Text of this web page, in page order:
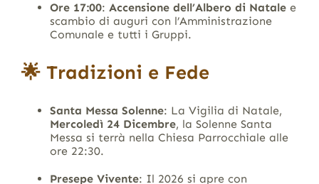
Ore 17:00: Accensione dell’Albero di Natalee
scambio di auguri con l’Amministrazione
Comunale e tutti i Gruppi.
🌟 Tradizioni e Fede
Santa Messa Solenne: La Vigilia di Natale,
Mercoledì 24 Dicembre, la Solenne Santa
Messa si terrà nella Chiesa Parrocchiale alle
ore 22:30.
Presepe Vivente: Il 2026 si apre con